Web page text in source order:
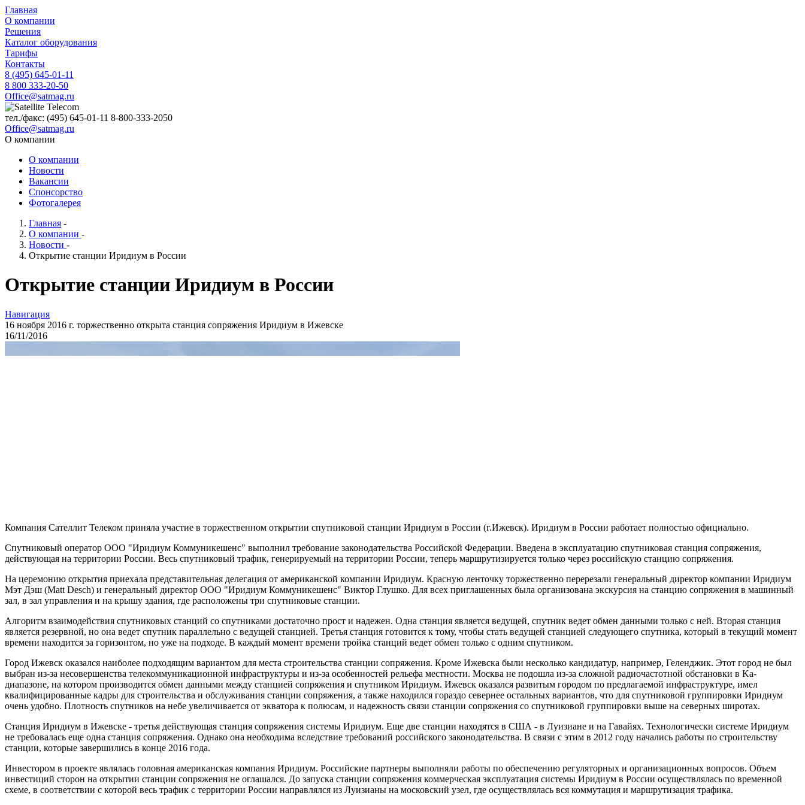
Главная
О компании
Решения
Каталог оборудования
Тарифы
Контакты
8 (495) 645-01-11
8 800 333-20-50
Office@satmag.ru
тел./факс: (495) 645-01-11 8-800-333-2050
Office@satmag.ru
О компании
О компании
Новости
Вакансии
Спонсорство
Фотогалерея
Главная -
О компании -
Новости -
Открытие станции Иридиум в России
Открытие станции Иридиум в России
Навигация
16 ноября 2016 г. торжественно открыта станция сопряжения Иридиум в Ижевске
16/11/2016
Компания Сателлит Телеком приняла участие в торжественном открытии спутниковой станции Иридиум в России (г.Ижевск). Иридиум в России работает полностью официально.
Спутниковый оператор ООО "Иридиум Коммуникешенс" выполнил требование законодательства Российской Федерации. Введена в эксплуатацию спутниковая станция сопряжения,
действующая на территории России. Весь спутниковый трафик, генерируемый на территории России, теперь маршрутизируется только через российскую станцию сопряжения.
На церемонию открытия приехала представительная делегация от американской компании Иридиум. Красную ленточку торжественно перерезали генеральный директор компании Иридиум
Мэт Дэш (Matt Desch) и генеральный директор ООО "Иридиум Коммуникешенс" Виктор Глушко. Для всех приглашенных была организована экскурсия на станцию сопряжения в машинный
зал, в зал управления и на крышу здания, где расположены три спутниковые станции.
Алгоритм взаимодействия спутниковых станций со спутниками достаточно прост и надежен. Одна станция является ведущей, спутник ведет обмен данными только с ней. Вторая станция
является резервной, но она ведет спутник параллельно с ведущей станцией. Третья станция готовится к тому, чтобы стать ведущей станцией следующего спутника, который в текущий момент
времени находится за горизонтом, но уже на подходе. В каждый момент времени тройка станций ведет обмен только с одним спутником.
Город Ижевск оказался наиболее подходящим вариантом для места строительства станции сопряжения. Кроме Ижевска были несколько кандидатур, например, Геленджик. Этот город не был
выбран из-за несовершенства телекоммуникационной инфраструктуры и из-за особенностей рельефа местности. Москва не подошла из-за сложной радиочастотной обстановки в Ka-
диапазоне, на котором производится обмен данными между станцией сопряжения и спутником Иридиум. Ижевск оказался развитым городом по предлагаемой инфраструктуре, имел
квалифицированные кадры для строительства и обслуживания станции сопряжения, а также находился гораздо севернее остальных вариантов, что для спутниковой группировки Иридиум
очень удобно. Плотность спутников на небе увеличивается от экватора к полюсам, и надежность связи станции сопряжения со спутниковой группировки выше на северных широтах.
Станция Иридиум в Ижевске - третья действующая станция сопряжения системы Иридиум. Еще две станции находятся в США - в Луизиане и на Гавайях. Технологически системе Иридиум
не требовалась еще одна станция сопряжения. Однако она необходима вследствие требований российского законодательства. В связи с этим в 2012 году начались работы по строительству
станции, которые завершились в конце 2016 года.
Инвестором в проекте являлась головная американская компания Иридиум. Российские партнеры выполняли работы по обеспечению регуляторных и организационных вопросов. Объем
инвестиций сторон на открытии станции сопряжения не оглашался. До запуска станции сопряжения коммерческая эксплуатация системы Иридиум в России осуществлялась по временной
схеме, в соответствии с которой весь трафик с территории России направлялся из Луизианы на московский узел, где осуществлялась вся коммутация и маршрутизация трафика.